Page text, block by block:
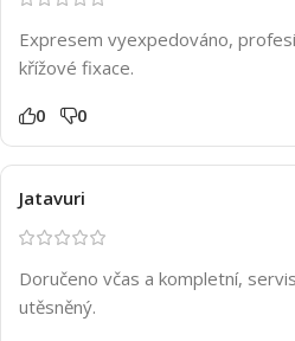
Expresem vyexpedováno,
křížové fixace.
0 0
Jatavuri
Doručeno včas a kompletní,
utěsněný.